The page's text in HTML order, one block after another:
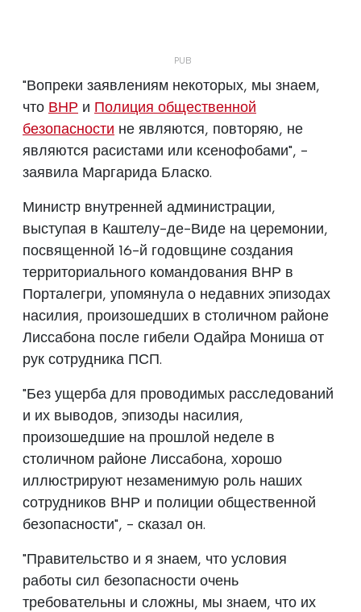
"Вопреки заявлениям некоторых, мы знаем,
что ВНР и Полиция общественной
безопасности не являются, повторяю, не
являются расистами или ксенофобами", -
заявила Маргарида Бласко.
Министр внутренней администрации,
выступая в Каштелу-де-Виде на церемонии,
посвященной 16-й годовщине создания
территориального командования ВНР в
Порталегри, упомянула о недавних эпизодах
насилия, произошедших в столичном районе
Лиссабона после гибели Одайра Мониша от
рук сотрудника ПСП.
"Без ущерба для проводимых расследований
и их выводов, эпизоды насилия,
произошедшие на прошлой неделе в
столичном районе Лиссабона, хорошо
иллюстрируют незаменимую роль наших
сотрудников ВНР и полиции общественной
безопасности", - сказал он.
"Правительство и я знаем, что условия
работы сил безопасности очень
требовательны и сложны, мы знаем, что их